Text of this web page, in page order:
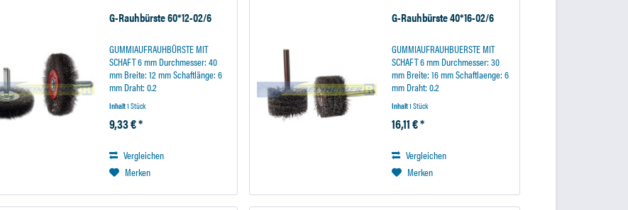
G-Rauhbürste 60*12-02/6
GUMMIAUFRAUHBÜRSTE MIT
SCHAFT 6 mm Durchmesser: 40
mm Breite: 12 mm Schaftlänge: 6
mm Draht: 0.2
Inhalt1 Stück
9,33 € *
Vergleichen
Merken
G-Rauhbürste 40*16-02/6
GUMMIAUFRAUHBUERSTE MIT
SCHAFT 6 mm Durchmesser: 30
mm Breite: 16 mm Schaftlaenge: 6
mm Draht: 0.2
Inhalt1 Stück
16,11 € *
Vergleichen
Merken